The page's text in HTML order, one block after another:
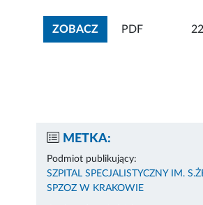
ZOBACZZOBACZ
PDF
METKA:
Podmiot publikujący:
SZPITAL SPECJALISTYCZNY IM.
SPZOZ W KRAKOWIE